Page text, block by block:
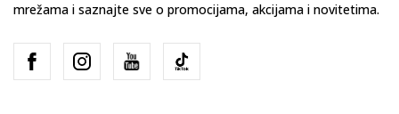
mrežama i saznajte sve o promocijama, akcijama i novitetima.